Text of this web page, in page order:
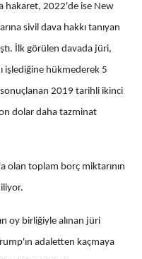
hakaret, 2022'de ise New
sivil dava hakkı tanıyan
İlk görülen davada jüri,
işlediğine hükmederek 5
2019 tarihli ikinci
dolar daha tazminat
olan toplam borç miktarının
oy birliğiyle alınan jüri
adaletten kaçmaya